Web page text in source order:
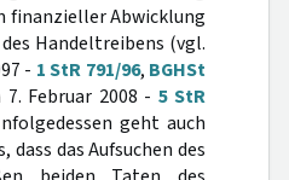
finanzieller Abwicklung
Handeltreibens (vgl.
- 1 StR 791/96, BGHSt
Februar 2008 - 5 StR
geht auch
dass das Aufsuchen des